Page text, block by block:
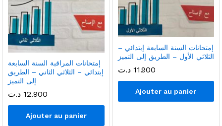
إمتحانات المراقبة السنة السابعة
إبتدائي – الثلاثي الثاني – الطريق
إلى التميز
12.900 د.ت
Ajouter au panier
إمتحانات السنة السابعة إبتدائي –
الثلاثي الأول – الطريق إلى التميز
11.900 د.ت
Ajouter au panier